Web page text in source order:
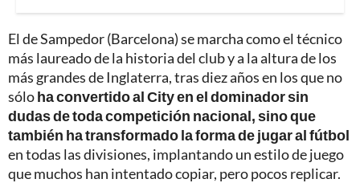
El de Sampedor (Barcelona) se marcha como el técnico
más laureado de la historia del club y a la altura de los
más grandes de Inglaterra, tras diez años en los que no
sóloha convertido al City en el dominador sin
dudas de toda competición nacional, sino que
también ha transformado la forma de jugar al fútbol
en todas las divisiones, implantando un estilo de juego
que muchos han intentado copiar, pero pocos replicar.